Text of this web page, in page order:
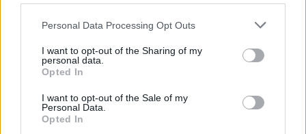
Personal Data Processing Opt Outs
I want to opt-out of the Sharing of my
personal data.
Opted In
I want to opt-out of the Sale of my
Personal Data.
Opted In
per dare vita all'iniziativa Adotta
il cucciolo di lemure, per la
salvaguardia di queste
proscimmie a rischio estinzione.
06/05/2012
Dina D'Isa Lo stato della ricerca